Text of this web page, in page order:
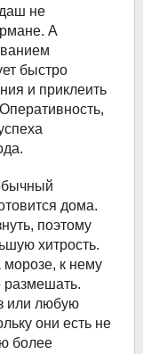
не
А
быстро
и приклеить
дома.
поэтому
хитрость.
к нему
размешать.
или любую
они есть не
более